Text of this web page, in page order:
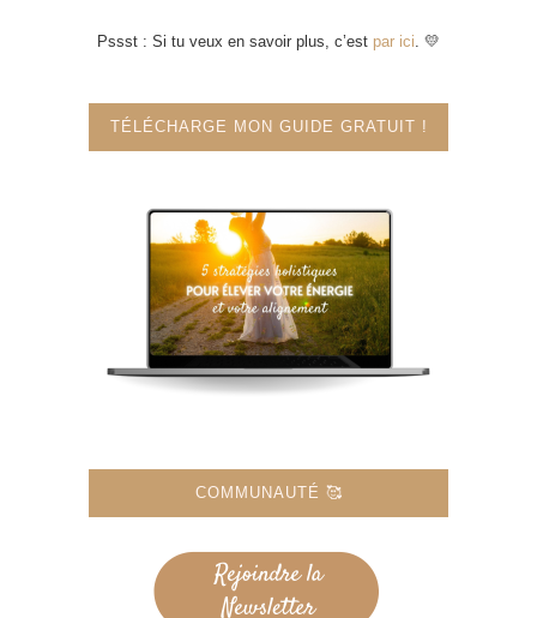
Pssst : Si tu veux en savoir plus, c’est par ici . 💛
TÉLÉCHARGE MON GUIDE GRATUIT !
COMMUNAUTÉ 🥰